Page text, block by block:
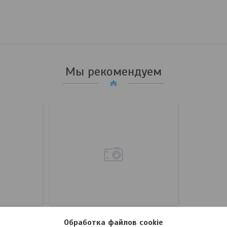
Мы рекомендуем
Обработка файлов cookie